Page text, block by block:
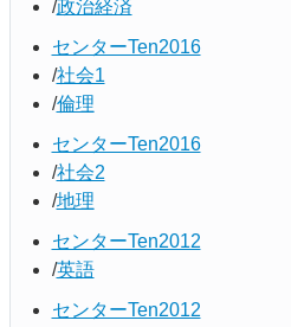
政治経済
センターTen2016
社会1
倫理
センターTen2016
社会2
地理
センターTen2012
英語
センターTen2012